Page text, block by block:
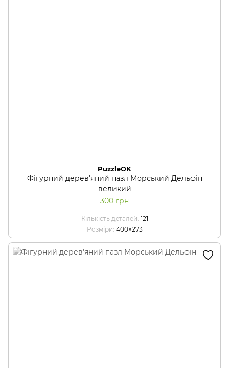
PuzzleOK
Фігурний дерев'яний пазл Морський Дельфін
великий
300 грн
Кількість деталей 121
Розміри 400×273